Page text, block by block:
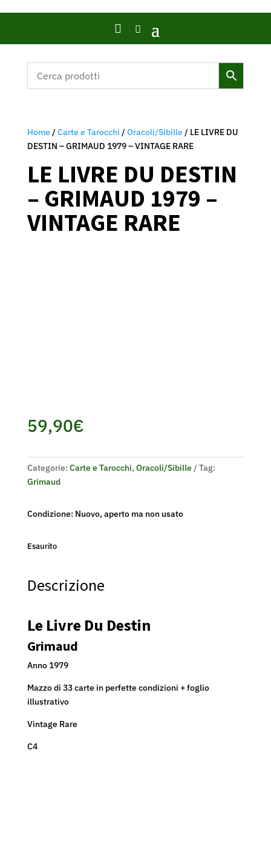

Home/Carte e Tarocchi /Oracoli/Sibille/ LE LIVRE DU
DESTIN – GRIMAUD 1979 – VINTAGE RARE
LE LIVRE DU DESTIN
– GRIMAUD 1979 –
VINTAGE RARE
59,90€
Categorie: Carte e Tarocchi, Oracoli/Sibille
Tag:
Grimaud
Condizione: Nuovo, aperto ma non usato
Esaurito
Descrizione
Le Livre Du Destin
Grimaud
Anno 1979
Mazzo di 33 carte in perfette condizioni + foglio
illustrativo
Vintage Rare
C4